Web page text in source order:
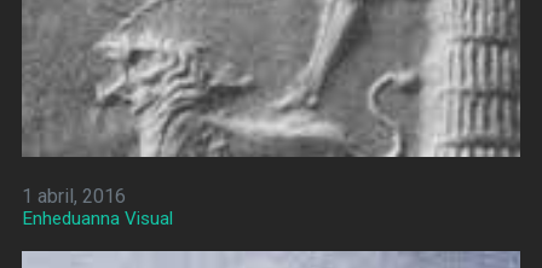
1 abril, 2016
Enheduanna Visual